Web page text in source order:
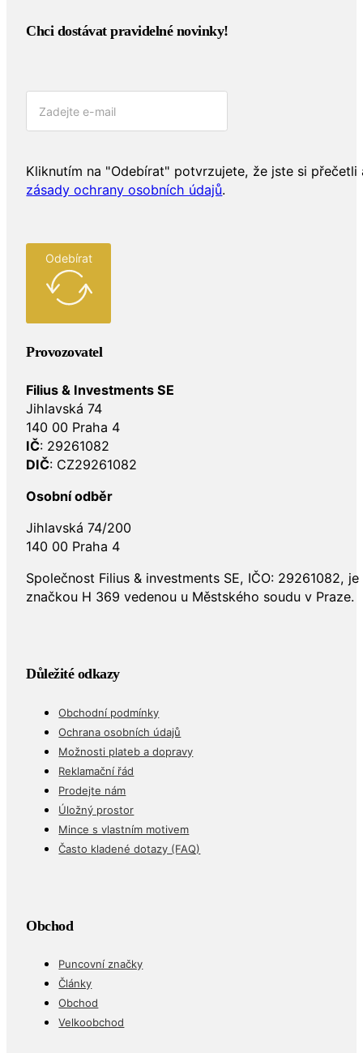
Chci dostávat pravidelné novinky!​
Kliknutím na "Odebírat" potvrzujete, že jste si přečetli
zásady ochrany osobních údajů.
Odebírat
Provozovatel
Filius & Investments SE
Jihlavská 74
140 00 Praha 4
IČ: 29261082
DIČ: CZ29261082
Osobní odběr
Jihlavská 74/200
140 00 Praha 4
Společnost Filius & investments SE, IČO: 29261082,
značkou H 369 vedenou u Městského soudu v Praze.
Důležité odkazy
Obchodní podmínky
Ochrana osobních údajů
Možnosti plateb a dopravy
Reklamační řád
Prodejte nám
Úložný prostor
Mince s vlastním motivem
Často kladené dotazy (FAQ)
Obchod
Puncovní značky
Články
Obchod
Velkoobchod